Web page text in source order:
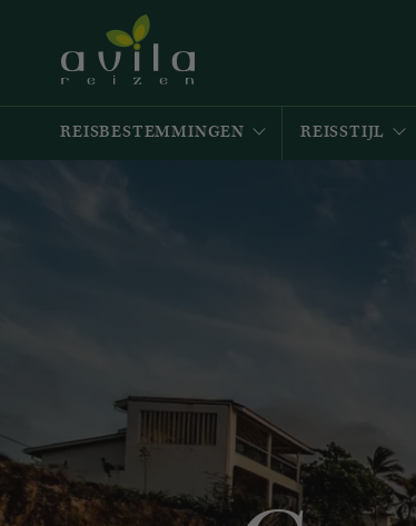
REISBESTEMMINGEN REISSTIJL